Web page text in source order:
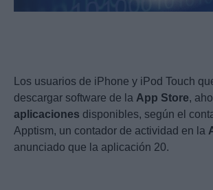
Los usuarios de iPhone y iPod Touch
descargar software de la App Store,
aplicaciones disponibles, según el
Apptism, un contador de actividad en la
anunciado que la aplicación 20.